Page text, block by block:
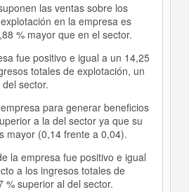
las ventas sobre los
en la empresa es
% mayor que en el sector.
fue positivo e igual a un 14,25
totales de explotación, un
sector.
para generar beneficios
a la del sector ya que su
mayor (0,14 frente a 0,04).
la empresa fue positivo e igual
a los ingresos totales de
% superior al del sector.